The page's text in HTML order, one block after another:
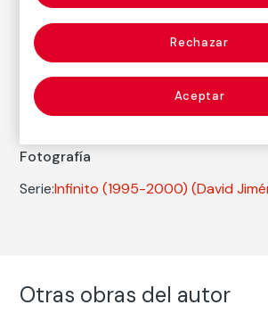
Autor
Nacimiento: Alcalá de Guadaira
Fotografía
Serie:Infinito (1995-2000) (David
Otras obras del autor
Rechazar
Aceptar